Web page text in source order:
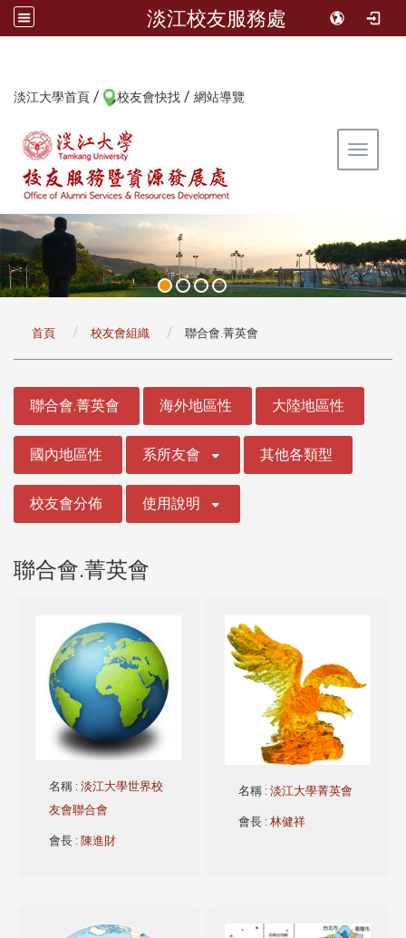
淡江校友服務處
淡江大學首頁 / 校友會快找 / 網站導覽
Toggle
首頁 校友會組織 聯合會.菁英會
聯合會.菁英會 海外地區性 大陸地區性
國內地區性 系所友會 其他各類型
校友會分佈 使用說明
聯合會.菁英會
名稱 :淡江大學世界校
友會聯合會
會長 : 陳進財
名稱 :淡江大學菁英會
會長 :林健祥